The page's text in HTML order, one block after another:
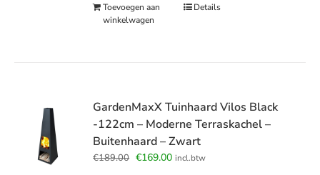
Toevoegen aan
winkelwagen
Details
GardenMaxX Tuinhaard Vilos Black
-122cm – Moderne Terraskachel –
Buitenhaard – Zwart
€189.00 Oorspronkelijke
€169.00Huidige
incl.btw